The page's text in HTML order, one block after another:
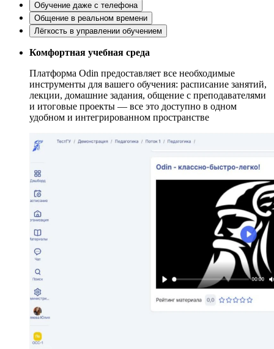
Обучение даже с телефона
Общение в реальном времени
Лёгкость в управлении обучением
Комфортная учебная среда
Платформа Odin предоставляет все необходимые
инструменты для вашего обучения: расписание занятий,
лекции, домашние задания, общение с преподавателями
и итоговые проекты — все это доступно в одном
удобном и интегрированном пространстве